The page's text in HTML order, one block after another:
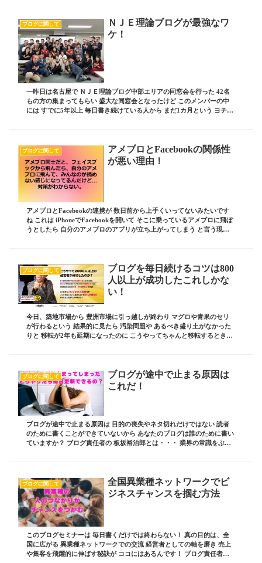
ブログに関して
ＮＪＥ理論ブログが最強なワ
ケ！
一昨日は名古屋で ＮＪＥ理論ブログ中部エリアの同窓会を行った 42名
もの方の集まってもらい 盛大な同窓会となったけど このメンバーの中
には すでに5年以上 毎日書き続けている人から まだ1カ月という ヨチヨ
ブログに関して
アメブロとFacebookの関係性
が悪い理由！
アメブロとFacebookの連携が 数日前から上手くいってないみたいです
ね これは iPhoneでFacebookを開いて そこに乗っているアメブロに飛ぼ
うとしたら 自分のアメブロのアプリが立ち上がってしまう と言う現象
ブログに関して
ブログを毎日続けるコツは800
人以上が成功したこれしかな
い！
今日、築地市場から 豊洲市場に引っ越しが終わり マグロや青果のセリ
が行わるという 結果的に見たら 汚染問題や あるべき盛り土がなかった
りと 移転が2年も延期になったのに こうやってちゃんと移転するときに
ブログに関して
ブログが途中で止まる原因は
これだ！
ブログが途中で止まる原因は 目的の喪失やネタ切れだけではない 読者
のために書くことができていないから あなたのブログは誰のために書い
ていますか？ ブログ責任者の 板坂裕治郎とは・・・ 業界の常識をぶち
ブログに関して
全国異業種ネットワークでビ
ジネスチャンスを掴む方法
このブログセミナーは 毎日書くだけでは終わらない！ 真の目的は、全
国に広がる 異業種ネットワークでの交流 経営者としての軸を磨き 売上
や集客を飛躍的に伸ばす秘訣が ココにはあるんです！ ブログ責任者の